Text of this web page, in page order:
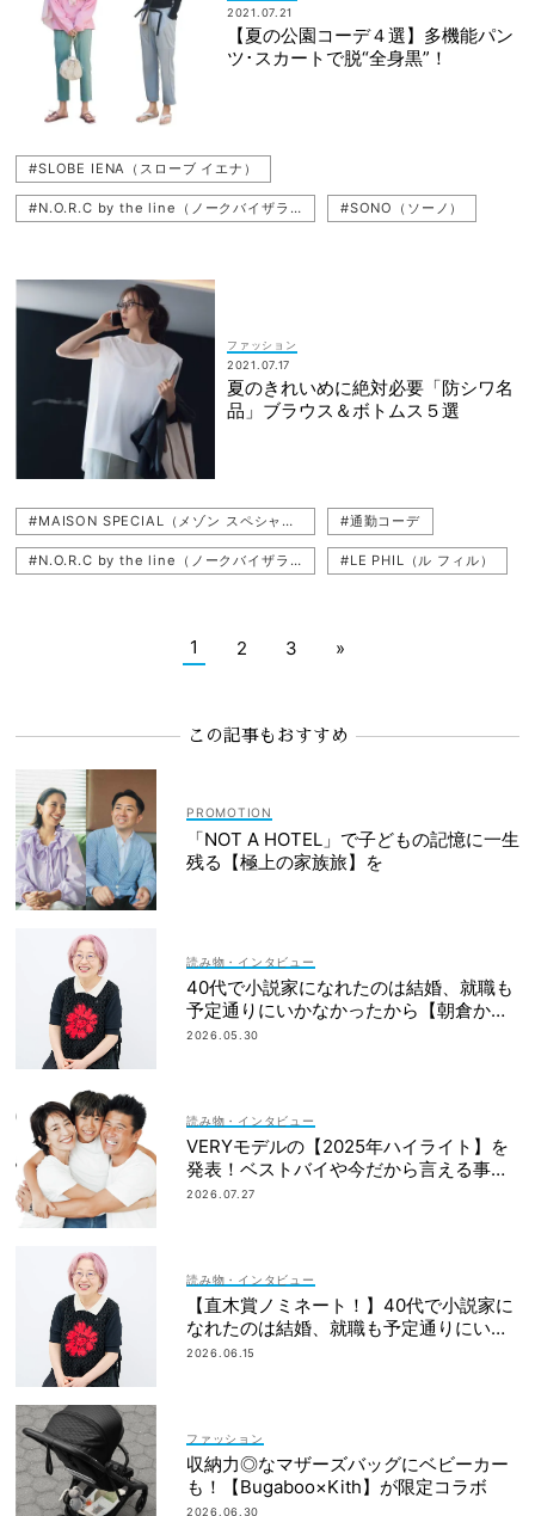
2021.07.21
【夏の公園コーデ４選】多機能パン
ツ･スカートで脱“全身黒”！
#SLOBE IENA（スローブ イエナ）
#N.O.R.C by the line（ノークバイザライン） #SONO（ソーノ）
#nano・universe（ナノ・ユニバース）
ファッション
2021.07.17
夏のきれいめに絶対必要「防シワ名
品」ブラウス＆ボトムス５選
#MAISON SPECIAL（メゾン スペシャル） #通勤コーデ
#N.O.R.C by the line（ノークバイザライン） #LE PHIL（ル フィル）
1 2 3 »
この記事もおすすめ
「NOT A HOTEL」で子どもの記憶に一生
残る【極上の家族旅】を
読み物・インタビュー
40代で小説家になれたのは結婚、就職も
予定通りにいかなかったから【朝倉かす
みさん】
2026.05.30
読み物・インタビュー
VERYモデルの【2025年ハイライト】を
発表！ベストバイや今だから言える事件
簿も大公開
2026.07.27
読み物・インタビュー
【直木賞ノミネート！】40代で小説家に
なれたのは結婚、就職も予定通りにいか
なかったから｜朝倉かすみさん
2026.06.15
ファッション
収納力◎なマザーズバッグにベビーカー
も！【Bugaboo×Kith】が限定コラボ
2026.06.30